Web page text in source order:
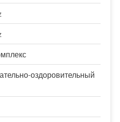
оздоровительный